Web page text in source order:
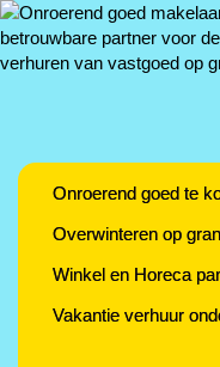
Onroerend goed te
Overwinteren op
Winkel en Horeca
Vakantie verhuur